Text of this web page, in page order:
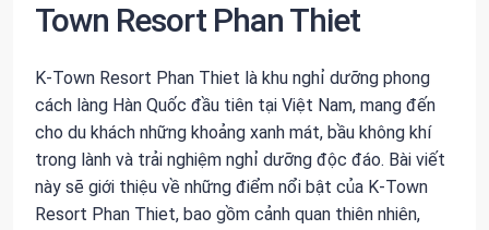
Town Resort Phan Thiet
K-Town Resort Phan Thiet là khu nghỉ dưỡng phong
cách làng Hàn Quốc đầu tiên tại Việt Nam, mang đến
cho du khách những khoảng xanh mát, bầu không khí
trong lành và trải nghiệm nghỉ dưỡng độc đáo. Bài viết
này sẽ giới thiệu về những điểm nổi bật của K-Town
Resort Phan Thiet, bao gồm cảnh quan thiên nhiên,